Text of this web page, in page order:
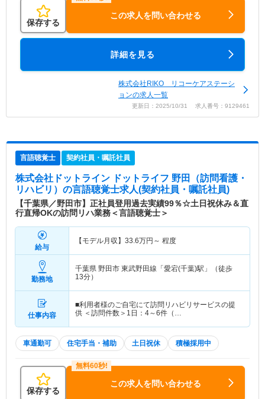
保存する
この求人を問い合わせる
詳細を見る
株式会社RIKO リコーケアステーシ
ョンの求人一覧
更新日：2025/10/31 求人番号：9129461
言語聴覚士 契約社員・嘱託社員
株式会社ドットライン ドットライフ 野田（訪問看護・
リハビリ） の言語聴覚士求人(契約社員・嘱託社員)
【千葉県／野田市】正社員登用過去実績99％☆土日祝休み＆直
行直帰OKの訪問リハ業務＜言語聴覚士＞
給与
【モデル月収】 33.6万円～ 程度
勤務地
千葉県 野田市 東武野田線「愛宕(千葉)駅」（徒歩
13分）
仕事内容
■利用者様のご自宅にて訪問リハビリサービスの提
供 ＜訪問件数＞1日：4～6件（…
車通勤可 住宅手当・補助 土日祝休 積極採用中
保存する
この求人を問い合わせる